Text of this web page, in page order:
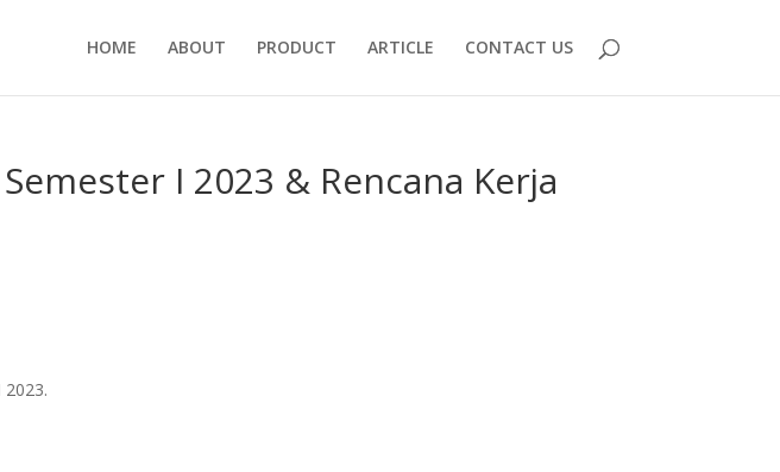
HOME ABOUT PRODUCT ARTICLE CONTACT US
I 2023 & Rencana Kerja